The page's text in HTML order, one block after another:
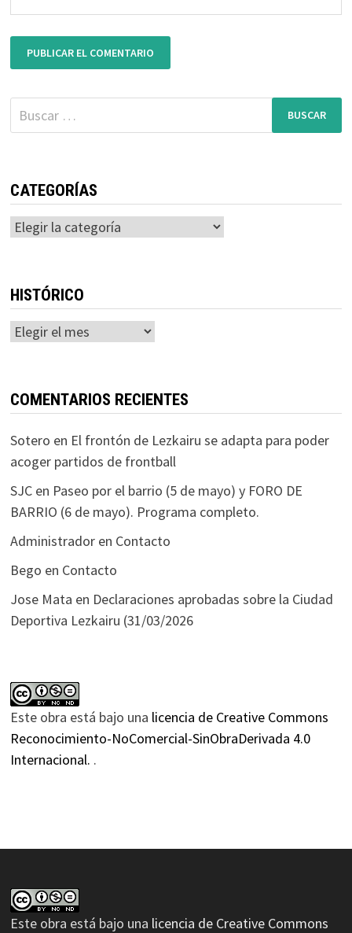
Buscar:
CATEGORÍAS
Categorías
HISTÓRICO
Histórico
COMENTARIOS RECIENTES
Sotero en El frontón de Lezkairu se adapta para poder
acoger partidos de frontball
SJCen Paseo por el barrio (5 de mayo) y FORO DE
BARRIO (6 de mayo). Programa completo.
Administradoren Contacto
Bego en Contacto
Jose Mata en Declaraciones aprobadas sobre la Ciudad
Deportiva Lezkairu (31/03/2026
Este obra está bajo una licencia de Creative Commons
Reconocimiento-NoComercial-SinObraDerivada 4.0
Internacional. .
Este obra está bajo una licencia de Creative Commons